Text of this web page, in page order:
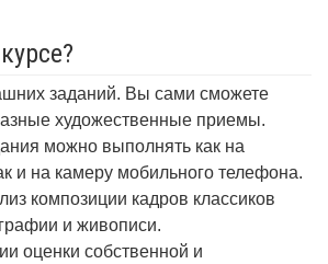
заданий. Вы сами сможете
художественные приемы.
можно выполнять как на
и на камеру мобильного телефона.
композиции кадров классиков
и живописи.
оценки собственной и